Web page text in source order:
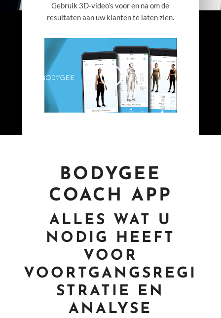
Gebruik 3D-video’s voor en na om de
resultaten aan uw klanten te laten zien.
BODYGEE
COACH APP
ALLES WAT U
NODIG HEEFT
VOOR
VOORTGANGSREGI
STRATIE EN
ANALYSE